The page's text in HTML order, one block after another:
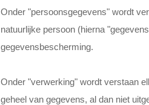
Onder "persoonsgegevens" wordt
natuurlijke persoon (hierna
gegevensbescherming.
Onder "verwerking" wordt verstaan
geheel van gegevens, al dan niet